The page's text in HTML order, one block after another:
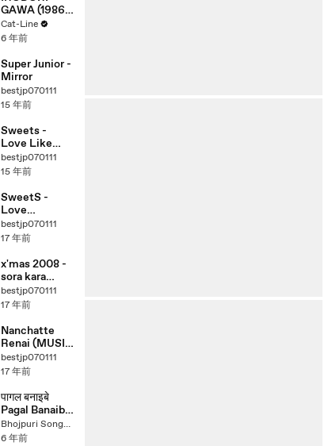
Series(360P)
GAWA (1986)
Extrait VO -
JAPAN
Cat-Line
6 年前
Super Junior -
Mirror
bestjp070111
15 年前
Sweets -
Love Like
Candy Floss
(Pop Jam)
bestjp070111
15 年前
SweetS -
Love
Raspberry
Juice (AX-
bestjp070111
17 年前
x'mas 2008 -
sora kara
oritekita
shiroi hoshi
bestjp070111
17 年前
Nanchatte
Renai (MUSIC
FIGHTER)
bestjp070111
17 年前
पागल बनाइबे
Pagal Banaibe
- Dabangg
Sarkar -
Bhojpuri Songs(Devar Special)
6 年前